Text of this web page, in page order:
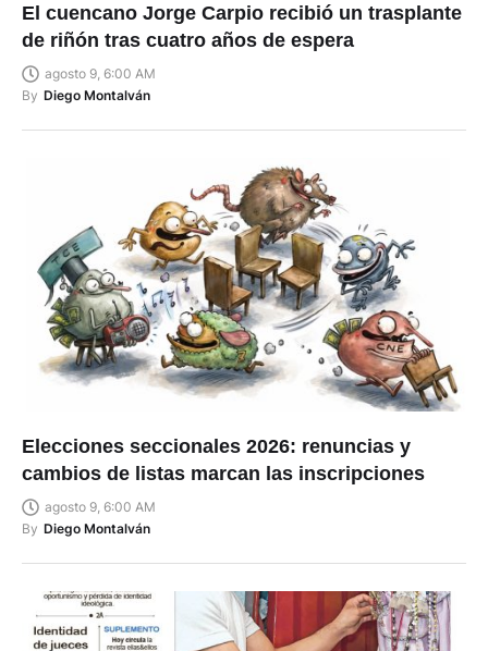
El cuencano Jorge Carpio recibió un trasplante
de riñón tras cuatro años de espera
agosto 9, 6:00 AM
By Diego Montalván
Elecciones seccionales 2026: renuncias y
cambios de listas marcan las inscripciones
agosto 9, 6:00 AM
By Diego Montalván